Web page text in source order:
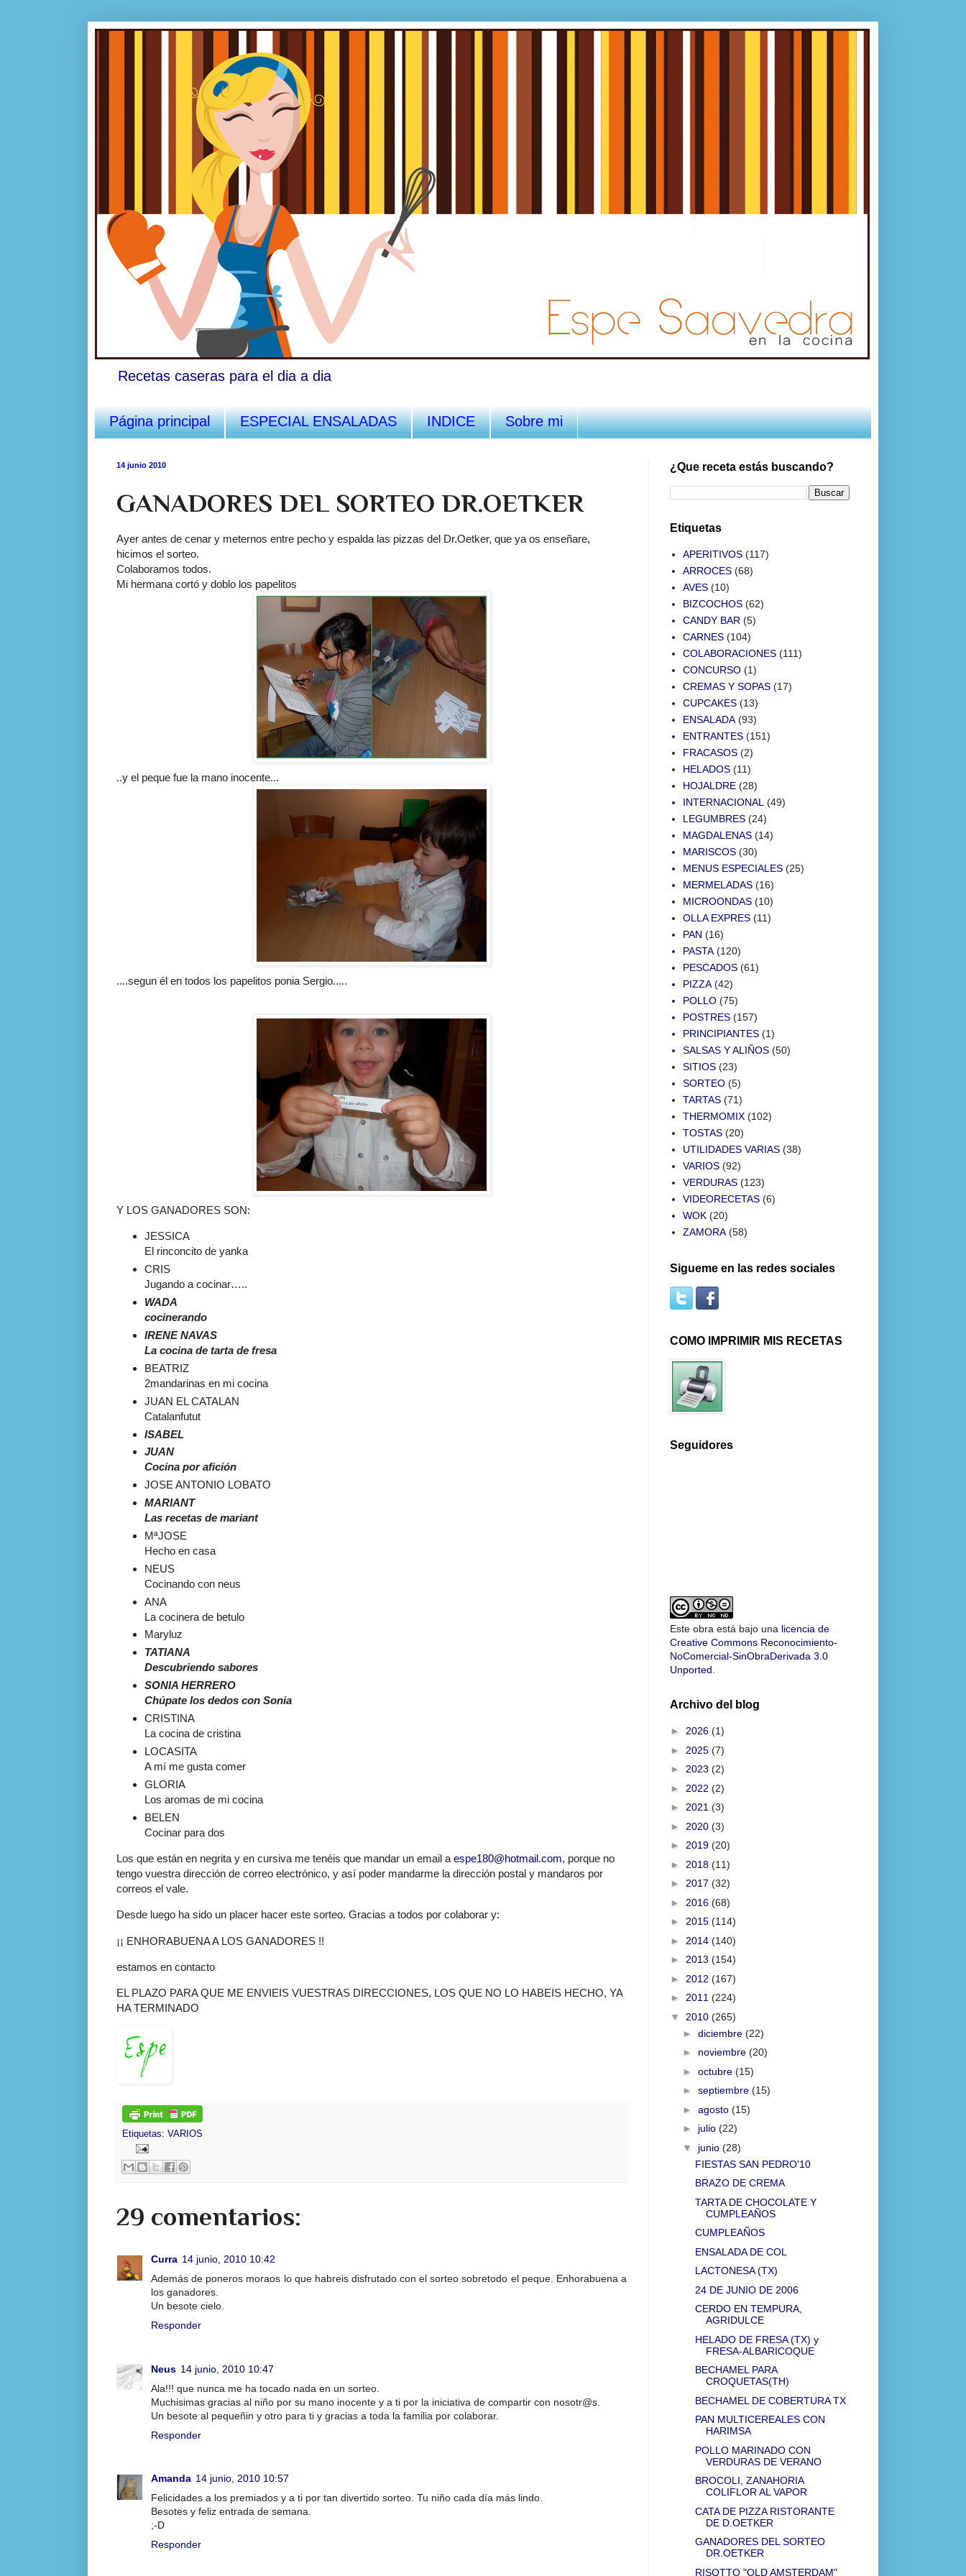
Recetas caseras para el dia a dia
Página principal ESPECIAL ENSALADAS INDICE Sobre mi
14 junio 2010
GANADORES DEL SORTEO DR.OETKER
Ayer antes de cenar y meternos entre pecho y espalda las pizzas del Dr.Oetker, que ya os enseñare,
hicimos el sorteo.
Colaboramos todos.
Mi hermana cortó y doblo los papelitos
..y el peque fue la mano inocente...
....segun él en todos los papelitos ponia Sergio.....
Y LOS GANADORES SON:
JESSICA
El rinconcitode yanka
CRIS
Jugando a cocinar…..
WADA
cocinerando
IRENE NAVAS
La cocina de tarta de fresa
BEATRIZ
2mandarinas en mi cocina
JUAN ELCATALAN
Catalanfutut
ISABEL
JUAN
Cocina por afición
JOSE ANTONIO LOBATO
MARIANT
Las recetas de mariant
MªJOSE
Hecho en casa
NEUS
Cocinando con neus
ANA
La cocinera de betulo
Maryluz
TATIANA
Descubriendo sabores
SONIA HERRERO
Chúpatelos dedos con Sonia
CRISTINA
La cocina de cristina
LOCASITA
A mí me gusta comer
GLORIA
Los aromas de mi cocina
BELEN
Cocinar para dos
Los que están en negrita y en cursiva me tenéis que mandar un email a espe180@hotmail.com, porque no
tengo vuestra dirección de correo electrónico, y así poder mandarme la dirección postal y mandaros por
correos el vale.
Desde luego ha sido un placer hacer este sorteo. Gracias a todos por colaborar y:
¡¡ ENHORABUENA A LOS GANADORES !!
estamos en contacto
EL PLAZO PARA QUE ME ENVIEIS VUESTRAS DIRECCIONES, LOS QUE NO LO HABEIS HECHO, YA
HA TERMINADO
Etiquetas: VARIOS
29 comentarios:
Curra 14 junio, 2010 10:42
Además de poneros moraos lo que habreis disfrutado con el sorteo sobretodo el peque. Enhorabuena a
los ganadores.
Un besote cielo.
Responder
Neus 14 junio, 2010 10:47
Ala!!! que nunca me ha tocado nada en un sorteo.
Muchisimas gracias al niño por su mano inocente y a ti por la iniciativa de compartir con nosotr@s.
Un besote al pequeñin y otro para ti y gracias a toda la familia por colaborar.
Responder
Amanda 14 junio, 2010 10:57
Felicidades a los premiados y a ti por tan divertido sorteo. Tu niño cada día más lindo.
Besotes y feliz entrada de semana.
;-D
Responder
¿Que receta estás buscando?
Etiquetas
APERITIVOS (117)
ARROCES (68)
AVES (10)
BIZCOCHOS (62)
CANDY BAR (5)
CARNES (104)
COLABORACIONES (111)
CONCURSO (1)
CREMAS Y SOPAS (17)
CUPCAKES (13)
ENSALADA (93)
ENTRANTES (151)
FRACASOS (2)
HELADOS (11)
HOJALDRE (28)
INTERNACIONAL (49)
LEGUMBRES (24)
MAGDALENAS (14)
MARISCOS (30)
MENUS ESPECIALES (25)
MERMELADAS (16)
MICROONDAS (10)
OLLA EXPRES (11)
PAN (16)
PASTA (120)
PESCADOS (61)
PIZZA (42)
POLLO (75)
POSTRES (157)
PRINCIPIANTES (1)
SALSAS Y ALIÑOS (50)
SITIOS (23)
SORTEO (5)
TARTAS (71)
THERMOMIX (102)
TOSTAS (20)
UTILIDADES VARIAS (38)
VARIOS (92)
VERDURAS (123)
VIDEORECETAS (6)
WOK (20)
ZAMORA (58)
Sigueme en las redes sociales
COMO IMPRIMIR MIS RECETAS
Seguidores
Este obra está bajo una licencia de
Creative Commons Reconocimiento-
NoComercial-SinObraDerivada 3.0
Unported
Archivo del blog
► 2026 (1)
► 2025 (7)
► 2023 (2)
► 2022 (2)
► 2021 (3)
► 2020 (3)
► 2019 (20)
► 2018 (11)
► 2017 (32)
► 2016 (68)
► 2015 (114)
► 2014 (140)
► 2013 (154)
► 2012 (167)
► 2011 (224)
▼ 2010 (265)
► diciembre (22)
► noviembre (20)
► octubre (15)
► septiembre (15)
► agosto (15)
► julio (22)
▼ junio (28)
FIESTAS SAN PEDRO'10
BRAZO DE CREMA
TARTA DE CHOCOLATE Y
CUMPLEAÑOS
CUMPLEAÑOS
ENSALADA DE COL
LACTONESA (TX)
24 DE JUNIO DE 2006
CERDO EN TEMPURA,
AGRIDULCE
HELADO DE FRESA (TX) y
FRESA-ALBARICOQUE
BECHAMEL PARA
CROQUETAS(TH)
BECHAMEL DE COBERTURA TX
PAN MULTICEREALES CON
HARIMSA
POLLO MARINADO CON
VERDURAS DE VERANO
BROCOLI, ZANAHORIA
COLIFLOR AL VAPOR
CATA DE PIZZA RISTORANTE
DE D.OETKER
GANADORES DEL SORTEO
DR.OETKER
RISOTTO "OLD AMSTERDAM"